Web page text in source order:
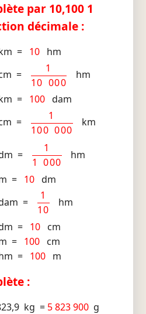
par 10,100 1
décimale :
= 10 hm
=
1
10 000
hm
= 100dam
=
1
100 000
km
=
1
1 000
hm
= 10dm
=
1
10
hm
= 10 cm
= 100 cm
= 100 m
:
kg = 5 823 900 g